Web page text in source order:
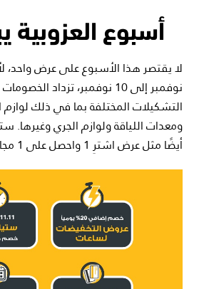
أسبوع العزوبية
التشكيلات المختلفة بما في ذلك لوازم
ومعدات اللياقة ولوازم الجري
أيضًا مثل عرض اشترِ 1 واحصل على 1 مجانًا.